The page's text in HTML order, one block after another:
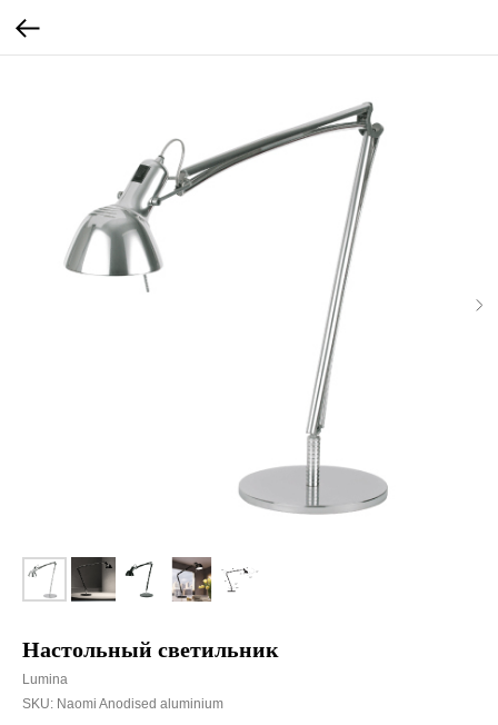
Настольный светильник
Lumina
SKU: Naomi Anodised aluminium